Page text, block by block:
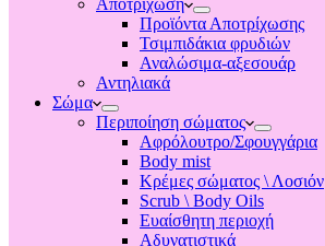
Αποτριχωση
Προϊόντα Αποτρίχωσης
Τσιμπιδάκια φρυδιών
Αναλώσιμα-αξεσουάρ
Αντηλιακά
Σώμα
Περιποίηση σώματος
Αφρόλουτρο/Σφουγγάρια
Body mist
Κρέμες σώματος \ Λοσιόν
Scrub \ Body Oils
Ευαίσθητη περιοχή
Αδυνατιστικά